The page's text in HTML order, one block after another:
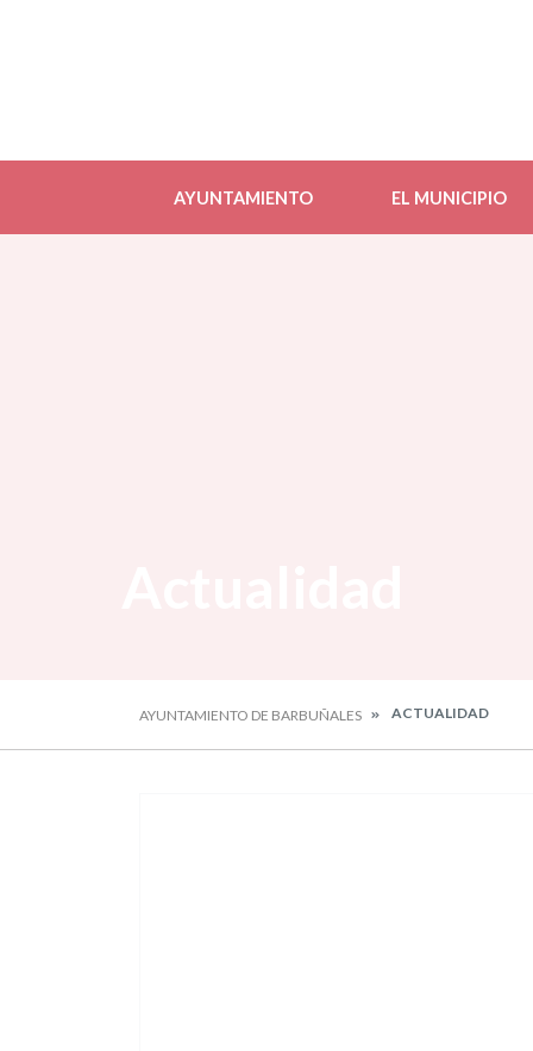
AYUNTAMIENTO EL MUNICIPIO
AYUNTAMIENTO DE BARBUÑALES ACTUALIDAD